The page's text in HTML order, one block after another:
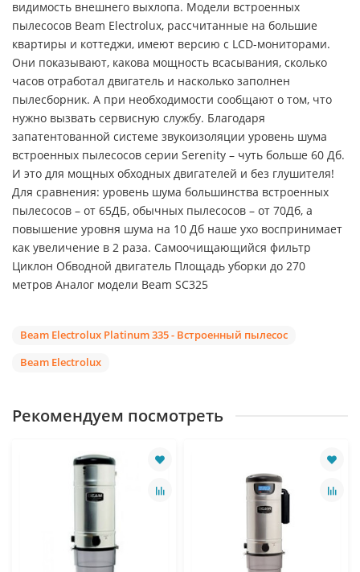
видимость внешнего выхлопа. Модели встроенных
пылесосов Beam Electrolux, рассчитанные на большие
квартиры и коттеджи, имеют версию с LCD-мониторами.
Они показывают, какова мощность всасывания, сколько
часов отработал двигатель и насколько заполнен
пылесборник. А при необходимости сообщают о том, что
нужно вызвать сервисную службу. Благодаря
запатентованной системе звукоизоляции уровень шума
встроенных пылесосов серии Serenity – чуть больше 60 Дб.
И это для мощных обходных двигателей и без глушителя!
Для сравнения: уровень шума большинства встроенных
пылесосов – от 65ДБ, обычных пылесосов – от 70Дб, а
повышение уровня шума на 10 Дб наше ухо воспринимает
как увеличение в 2 раза. Самоочищающийся фильтр
Циклон Обводной двигатель Площадь уборки до 270
метров Аналог модели Beam SC325
Beam Electrolux Platinum 335 - Встроенный пылесос
Beam Electrolux
Рекомендуем посмотреть